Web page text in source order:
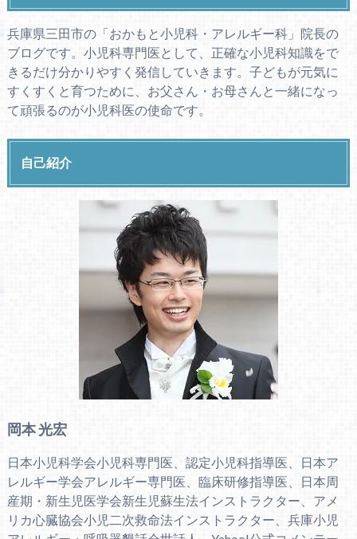
兵庫県三田市の「おかもと小児科・アレルギー科」院長の
ブログです。小児科専門医として、正確な小児科知識をで
きるだけ分かりやすく発信していきます。子どもが元気に
すくすくと育つために、お父さん・お母さんと一緒になっ
て頑張るのが小児科医の使命です。
自己紹介
岡本 光宏
日本小児科学会小児科専門医、認定小児科指導医、日本ア
レルギー学会アレルギー専門医、臨床研修指導医、日本周
産期・新生児医学会新生児蘇生法インストラクター、アメ
リカ心臓協会小児二次救命法インストラクター、兵庫小児